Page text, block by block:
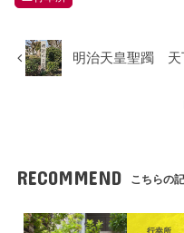
明治天皇聖躅 天
RECOMMEND こちらの
行幸所